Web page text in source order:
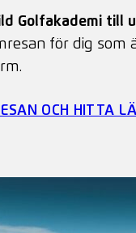
Golfakademi till
för dig som
OCH HITTA